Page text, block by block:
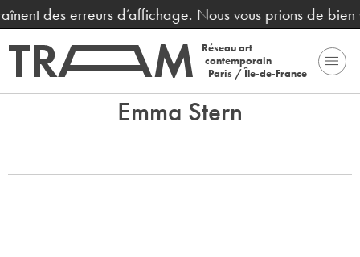
des erreurs d’affichage. Nous vous prions de
Réseau art
contemporain
Paris / Île-de-France
Emma Stern